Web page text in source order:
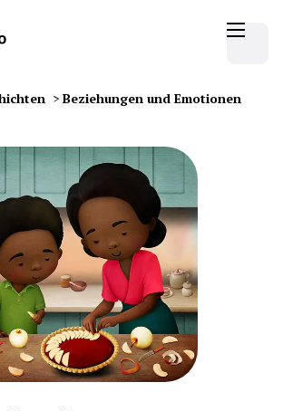
> Beziehungen und Emotionen